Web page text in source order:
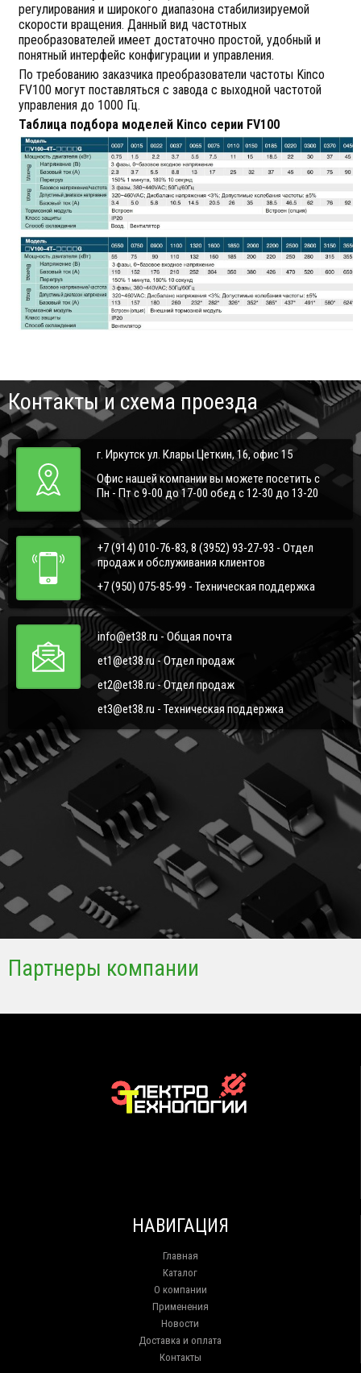
регулирования и широкого диапазона стабилизируемой
скорости вращения. Данный вид частотных
преобразователей имеет достаточно простой, удобный и
понятный интерфейс конфигурации и управления.
По требованию заказчика преобразователи частоты Kinco
FV100 могут поставляться с завода с выходной частотой
управления до 1000 Гц.
Таблица подбора моделей Kinco серии FV100
Контакты и схема проезда
г. Иркутск ул. Клары Цеткин, 16, офис 15
Офис нашей компании вы можете посетить с
Пн - Пт с 9-00 до 17-00 обед с 12-30 до 13-20
+7 (914) 010-76-83, 8 (3952) 93-27-93 - Отдел
продаж и обслуживания клиентов
+7 (950) 075-85-99 - Техническая поддержка
info@et38.ru - Общая почта
et1@et38.ru - Отдел продаж
et2@et38.ru - Отдел продаж
et3@et38.ru - Техническая поддержка
Партнеры компании
НАВИГАЦИЯ
Главная
Каталог
О компании
Применения
Новости
Доставка и оплата
Контакты